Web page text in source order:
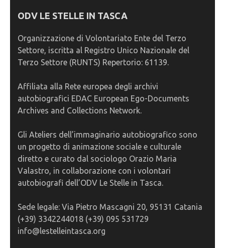
ODV LE STELLE IN TASCA
Organizzazione di Volontariato Ente del Terzo
Settore, iscritta al Registro Unico Nazionale del
Terzo Settore (RUNTS) Repertorio: 61139.
Affiliata alla Rete europea degli archivi
autobiografici EDAC European Ego-Documents
Archives and Collections Network.
Gli Ateliers dell’immaginario autobiografico sono
un progetto di animazione sociale e culturale
diretto e curato dal sociologo Orazio Maria
Valastro, in collaborazione con i volontari
autobiografi dell’ODV Le Stelle in Tasca.
Sede legale: Via Pietro Mascagni 20, 95131 Catania
(+39) 3342244018 (+39) 095 531729
info@lestelleintasca.org